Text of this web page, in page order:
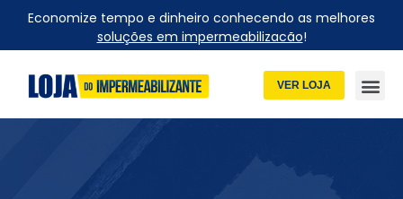
Economize tempo e dinheiro conhecendo as melhores
soluções em impermeabilizacão!
VER LOJA